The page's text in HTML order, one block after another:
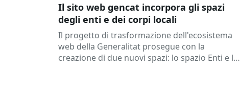
Il sito web gencat incorpora gli spazi
degli enti e dei corpi locali
Il progetto di trasformazione dell'ecosistema
web della Generalitat prosegue con la
creazione di due nuovi spazi: lo spazio Enti e lo